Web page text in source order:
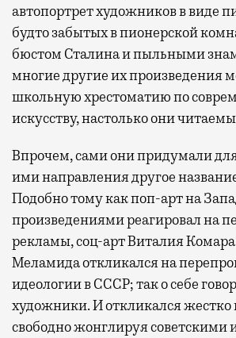
автопортрет художников в виде
будто забытых в пионерской
бюстом Сталина и пыльными
многие другие их произведения
школьную хрестоматию по
искусству, настолько они
Впрочем, сами они придумали
ими направления другое
Подобно тому как поп-арт на
произведениями реагировал на
рекламы, соц-арт Виталия
Меламида откликался на
идеологии в СССР; так о себе
художники. И откликался жестко
свободно жонглируя советскими